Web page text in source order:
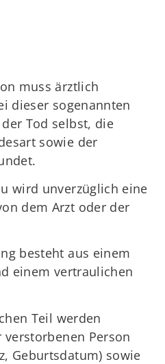
muss ärztlich
dieser sogenannten
Tod selbst, die
sowie der
wird unverzüglich eine
dem Arzt oder der
besteht aus einem
einem vertraulichen
Teil werden
Person
Geburtsdatum) sowie